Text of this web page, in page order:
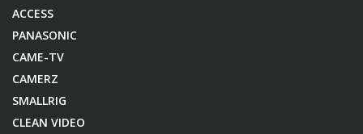
ACCESS
PANASONIC
CAME-TV
CAMERZ
SMALLRIG
CLEAN VIDEO